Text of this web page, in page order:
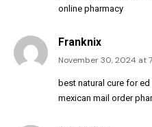
online pharmacy
Franknix
November 30, 2024 at
best natural cure for ed
mexican mail order